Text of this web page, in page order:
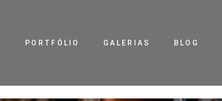
PORTFÓLIO GALERIAS BLOG